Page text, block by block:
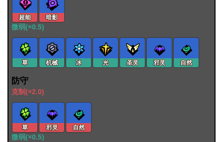
超能 暗影
微弱(×0.5)
草 机械 冰 光 圣灵 邪灵 自然
防守
克制(×2.0)
草 邪灵 自然
微弱(×0.5)